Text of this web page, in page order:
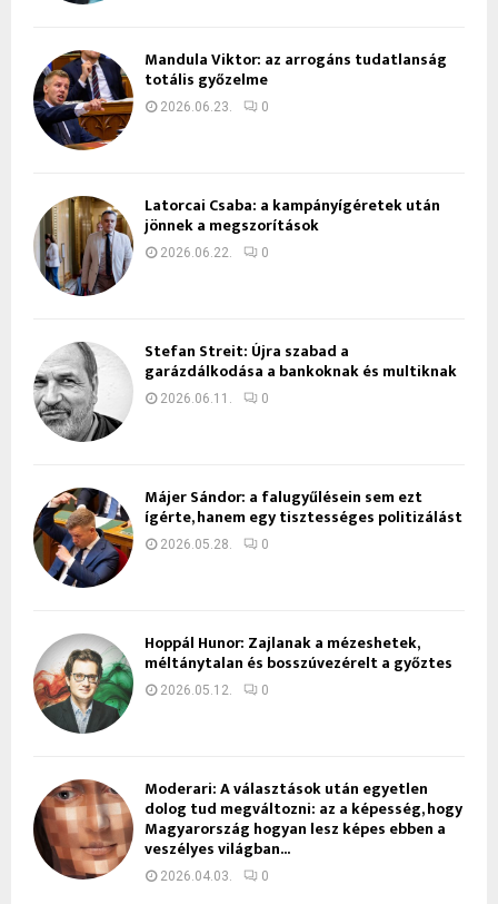
Mandula Viktor: az arrogáns tudatlanság
totális győzelme
2026.06.23. 0
Latorcai Csaba: a kampányígéretek után
jönnek a megszorítások
2026.06.22. 0
Stefan Streit: Újra szabad a
garázdálkodása a bankoknak és multiknak
2026.06.11. 0
Májer Sándor: a falugyűlésein sem ezt
ígérte, hanem egy tisztességes politizálást
2026.05.28. 0
Hoppál Hunor: Zajlanak a mézeshetek,
méltánytalan és bosszúvezérelt a győztes
2026.05.12. 0
Moderari: A választások után egyetlen
dolog tud megváltozni: az a képesség, hogy
Magyarország hogyan lesz képes ebben a
veszélyes világban...
2026.04.03. 0